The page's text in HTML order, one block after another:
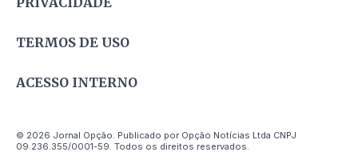
TERMOS DE USO
ACESSO INTERNO
© 2026 Jornal Opção. Publicado por Opção Notícias Ltda CNPJ
09.236.355/0001-59. Todos os direitos reservados.